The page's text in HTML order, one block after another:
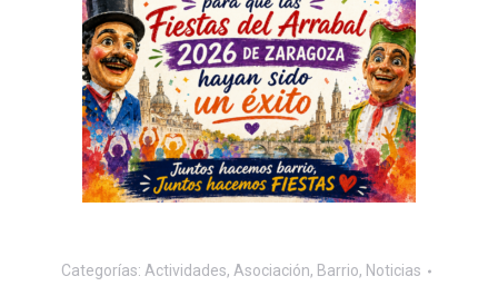
Categorías: Actividades, Asociación, Barrio, Noticias